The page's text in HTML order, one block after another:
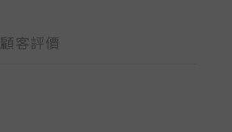
顧客評價